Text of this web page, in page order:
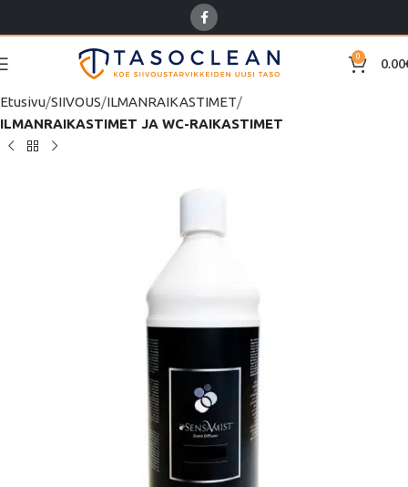
0 0.00
Etusivu SIIVOUS ILMANRAIKASTIMET
ILMANRAIKASTIMET JA WC-RAIKASTIMET